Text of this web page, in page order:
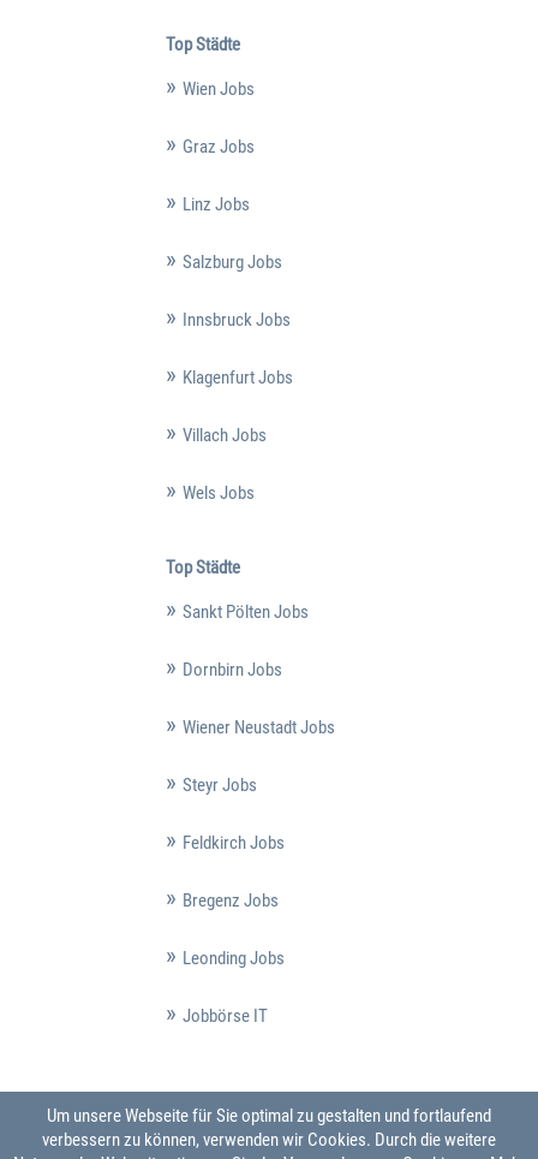
Top Städte
Wien Jobs
Graz Jobs
Linz Jobs
Salzburg Jobs
Innsbruck Jobs
Klagenfurt Jobs
Villach Jobs
Wels Jobs
Top Städte
Sankt Pölten Jobs
Dornbirn Jobs
Wiener Neustadt Jobs
Steyr Jobs
Feldkirch Jobs
Bregenz Jobs
Leonding Jobs
Jobbörse IT
Um unsere Webseite für Sie optimal zu gestalten und fortlaufend
verbessern zu können, verwenden wir Cookies. Durch die weitere